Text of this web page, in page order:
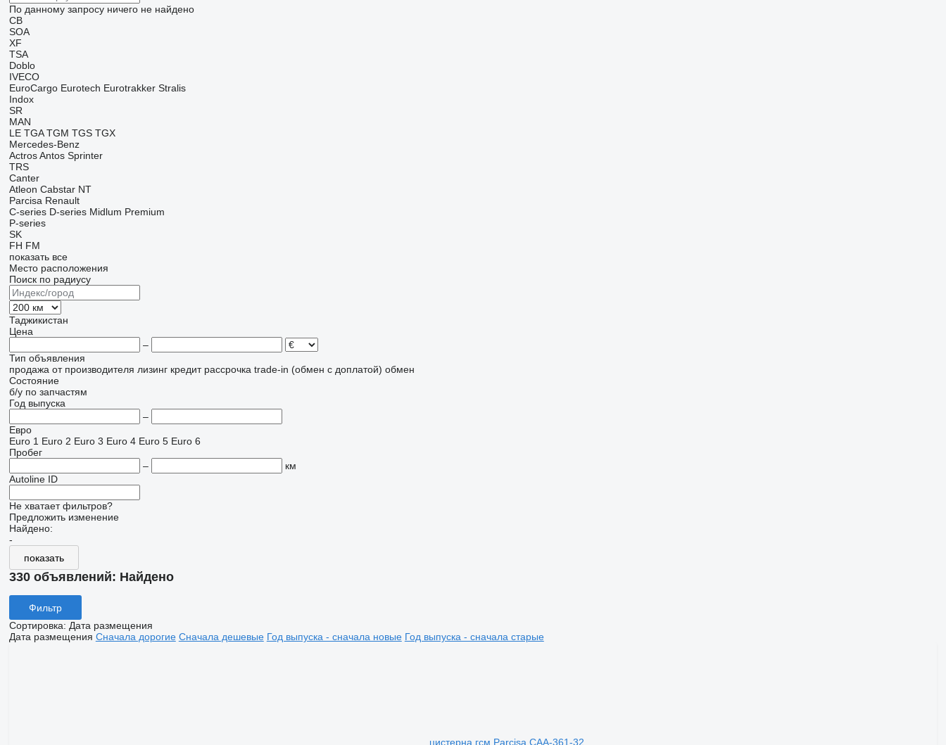
По данному запросу ничего не найдено
CB
SOA
XF
TSA
Doblo
IVECO
EuroCargo Eurotech Eurotrakker Stralis
Indox
SR
MAN
LE TGA TGM TGS TGX
Mercedes-Benz
Actros Antos Sprinter
TRS
Canter
Atleon Cabstar NT
Parcisa Renault
C-series D-series Midlum Premium
P-series
SK
FH FM
показать все
Место расположения
Поиск по радиусу
Таджикистан
Цена
–
Тип объявления
продажа от производителя лизинг кредит рассрочка trade-in (обмен с доплатой) обмен
Состояние
б/у по запчастям
Год выпуска
–
Евро
Euro 1 Euro 2 Euro 3 Euro 4 Euro 5 Euro 6
Пробег
–
км
Autoline ID
Не хватает фильтров?
Предложить изменение
Найдено:
-
показать
330 объявлений: Найдено
Фильтр
Сортировка: Дата размещения
Дата размещения Сначала дорогие Сначала дешевые Год выпуска - сначала новые Год выпуска - сначала старые
цистерна гсм Parcisa CAA-361-32